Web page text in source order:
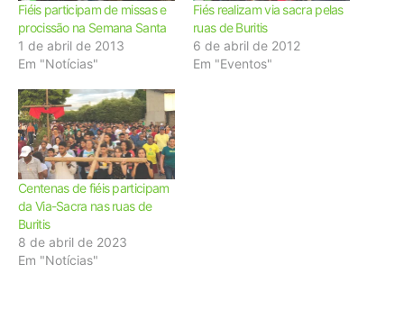
Fiéis participam de missas e
procissão na Semana Santa
1 de abril de 2013
Em "Notícias"
Fiés realizam via sacra pelas
ruas de Buritis
6 de abril de 2012
Em "Eventos"
Centenas de fiéis participam
da Via-Sacra nas ruas de
Buritis
8 de abril de 2023
Em "Notícias"